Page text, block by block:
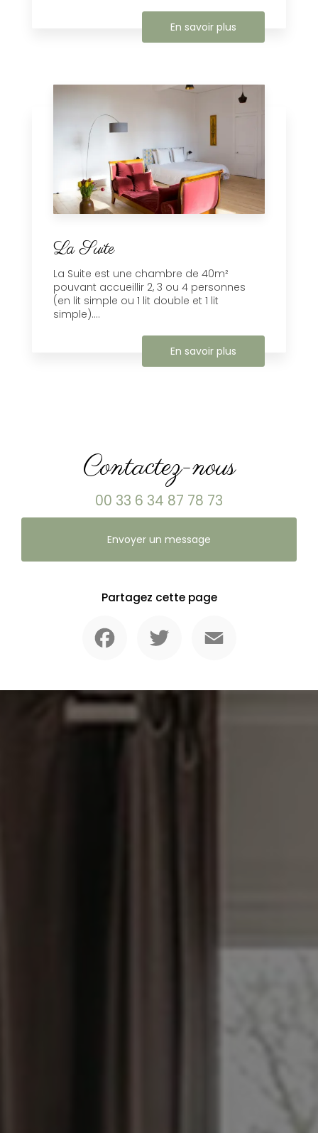
En savoir plus
La Suite
La Suite est une chambre de 40m²
pouvant accueillir 2, 3 ou 4 personnes
(en lit simple ou 1 lit double et 1 lit
simple)....
En savoir plus
Contactez-nous
00 33 6 34 87 78 73
Envoyer un message
Partagez cette page